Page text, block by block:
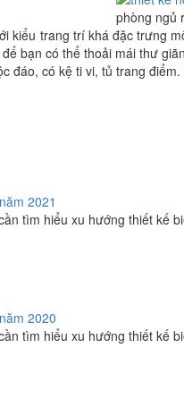
phòng ngủ
kiểu trang trí khá đặc trưng
bạn có thể thoải mái thư
đáo, có kệ ti vi, tủ trang
2021
tìm hiểu xu hướng thiết kế
2020
tìm hiểu xu hướng thiết kế